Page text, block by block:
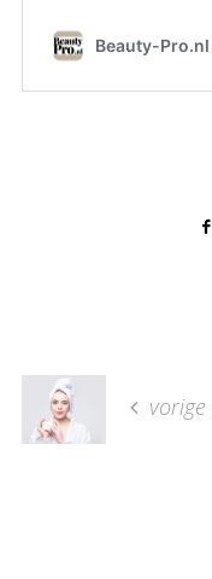
vorige